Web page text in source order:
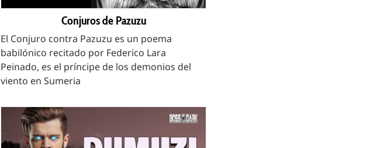
Conjuros de Pazuzu
El Conjuro contra Pazuzu es un poema
babilónico recitado por Federico Lara
Peinado, es el príncipe de los demonios del
viento en Sumeria